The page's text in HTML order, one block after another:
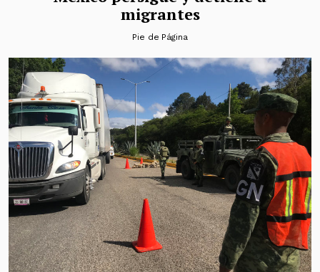
migrantes
Pie de Página